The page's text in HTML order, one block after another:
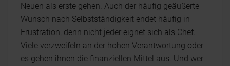
Neuen als erste gehen. Auch der häufig geäußerte
Wunsch nach Selbstständigkeit endet häufig in
Frustration, denn nicht jeder eignet sich als Chef.
Viele verzweifeln an der hohen Verantwortung oder
es gehen ihnen die finanziellen Mittel aus. Und wer